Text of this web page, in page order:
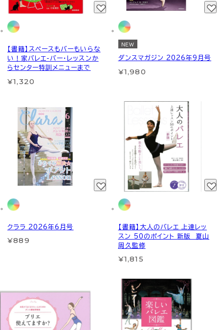
【書籍】スペースもバーもいらな
い！家バレエ-バー・レッスンか
らセンター特訓メニューまで
¥1,320
NEW
ダンスマガジン 2026年9月号
¥1,980
クララ 2026年6月号
¥889
【書籍】大人のバレエ 上達レッ
スン 50のポイント 新版 夏山
周久監修
¥1,815